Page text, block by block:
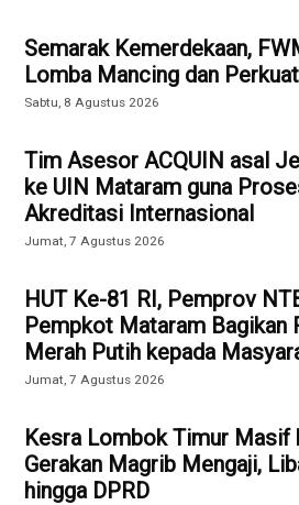
Semarak Kemerdekaan,
Lomba Mancing dan
Sabtu, 8 Agustus 2026
Tim Asesor ACQUIN asal
ke UIN Mataram guna
Akreditasi Internasional
Jumat, 7 Agustus 2026
HUT Ke-81 RI, Pemprov
Pempkot Mataram Bagikan
Merah Putih kepada
Jumat, 7 Agustus 2026
Kesra Lombok Timur Masif
Gerakan Magrib Mengaji,
hingga DPRD